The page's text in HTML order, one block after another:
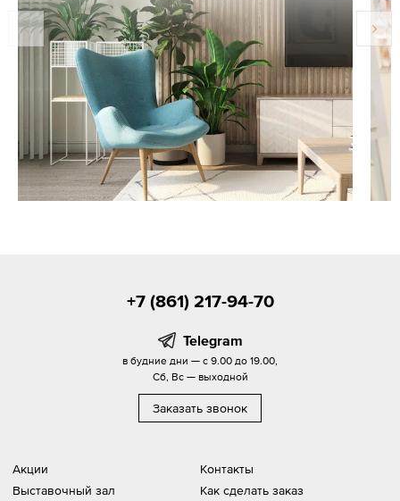
Акции
Выставочный зал
Контакты
Как сделать заказ
+7 (861) 217-94-70
Telegram
в будние дни — с 9.00 до 19.00,
Сб, Вс — выходной
Заказать звонок